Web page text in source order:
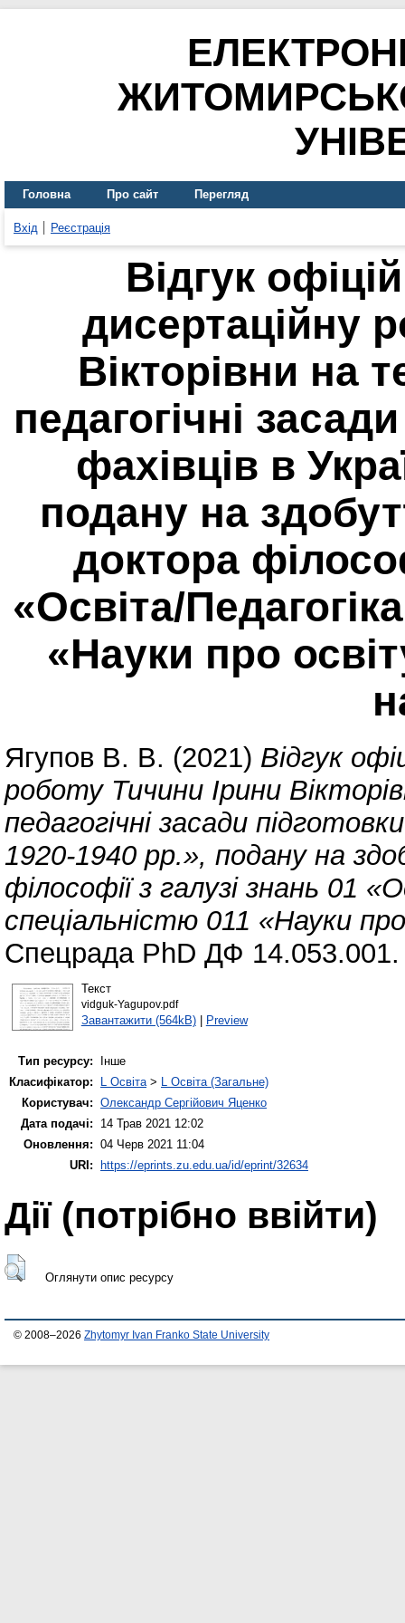
Головна Про сайт Перегляд
Вхід Реєстрація
Відгук
дисертаційну
Вікторівни на
педагогічні
фахівців в
подану на
доктора
«Освіта/
«Науки про
Ягупов В. В. (2021) Відгук
роботу Тичини Ірини
педагогічні засади
1920-1940 рр.», подану на
філософії з галузі знань 01
спеціальністю 011 «Науки
Спецрада PhD ДФ 14.053.001.
Текст
vidguk-Yagupov.pdf
Завантажити (564kB)| Preview
Тип ресурсу:
Інше
Класифікатор:
L Освіта> L Освіта (Загальне)
Користувач: Олександр Сергійович Яценко
Дата подачі:
14 Трав 2021 12:02
Оновлення: 04 Черв 2021 11:04
URI:
https://eprints.zu.edu.ua/id/eprint/32634
Дії ​​(потрібно ввійти)
Оглянути опис ресурсу
© 2008–2026 Zhytomyr Ivan Franko State University